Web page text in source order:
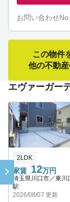
お問い合わせ
この物件
他の不動
エヴァーガー
家賃 12万円
2LDK
埼玉県川口市／東川
駅
2026/08/07 更新